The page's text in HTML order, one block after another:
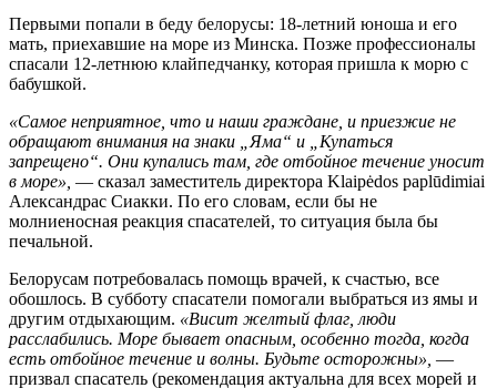
Первыми попали в беду белорусы: 18-летний юноша и его
мать, приехавшие на море из Минска. Позже профессионалы
спасали 12-летнюю клайпедчанку, которая пришла к морю с
бабушкой.
«Самое неприятное, что и наши граждане, и приезжие не
обращают внимания на знаки „Яма“ и „Купаться
запрещено“. Они купались там, где отбойное течение уносит
в море», — сказал заместитель директора Klaipėdos paplūdimiai
Александрас Сиакки. По его словам, если бы не
молниеносная реакция спасателей, то ситуация была бы
печальной.
Белорусам потребовалась помощь врачей, к счастью, все
обошлось. В субботу спасатели помогали выбраться из ямы и
другим отдыхающим. «Висит желтый флаг, люди
расслабились. Море бывает опасным, особенно тогда, когда
есть отбойное течение и волны. Будьте осторожны», —
призвал спасатель (рекомендация актуальна для всех морей и